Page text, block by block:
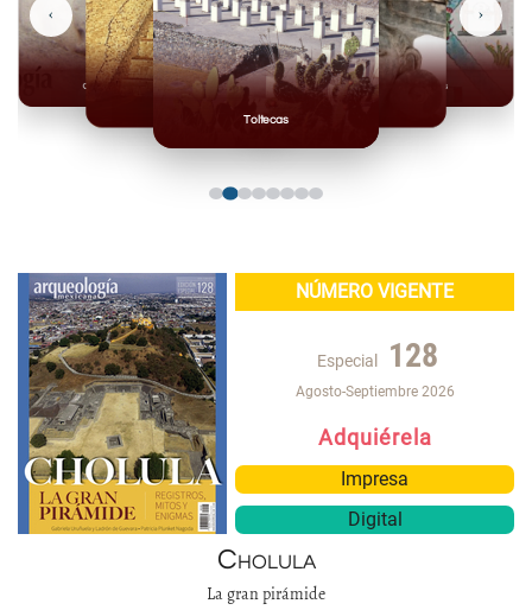
Toltecas
Mexicas
Olmecas
‹ ›
NÚMERO VIGENTE
Especial 128
Agosto-Septiembre 2026
Adquiérela
Impresa
Digital
Cholula
La gran pirámide